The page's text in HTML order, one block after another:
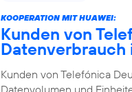
KOOPERATION MIT HUAWEI:
Kunden von
Datenverbrauch
Kunden von Telefónica
Datenvolumen und